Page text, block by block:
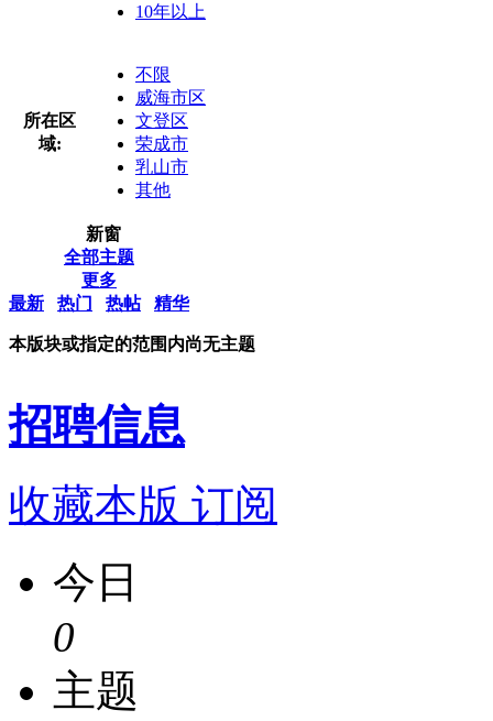
10年以上
所在区
域:
不限
威海市区
文登区
荣成市
乳山市
其他
新窗
全部主题
更多
最新
热门 热帖 精华
本版块或指定的范围内尚无主题
招聘信息
收藏本版 订阅
今日
0
主题